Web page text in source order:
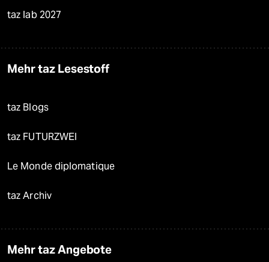
taz lab 2027
Mehr taz Lesestoff
taz Blogs
taz FUTURZWEI
Le Monde diplomatique
taz Archiv
Mehr taz Angebote